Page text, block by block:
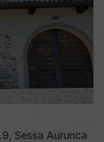
Sessa Aurunca